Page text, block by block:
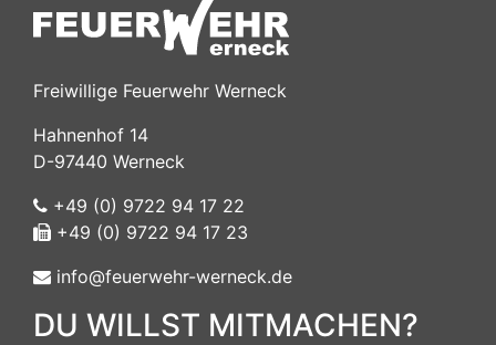
Freiwillige Feuerwehr Werneck
Hahnenhof 14
D-97440 Werneck
+49 (0) 9722 94 17 22
+49 (0) 9722 94 17 23
info@feuerwehr-werneck.de
DU WILLST MITMACHEN?